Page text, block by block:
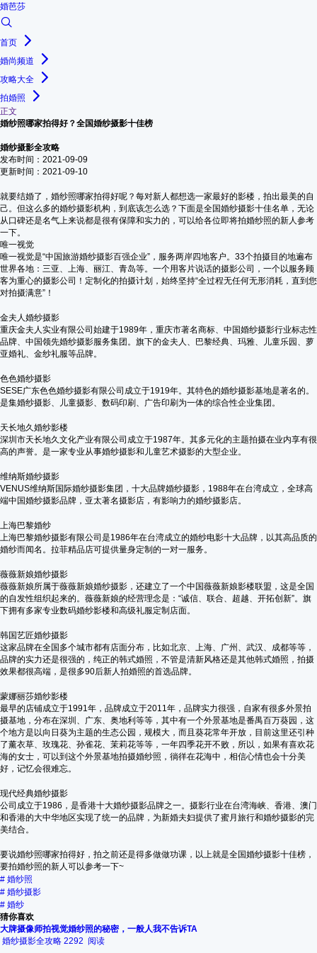
婚芭莎
首页
婚尚频道
攻略大全
拍婚照
正文
婚纱照哪家拍得好？全国婚纱摄影十佳榜
婚纱摄影全攻略
发布时间：2021-09-09
更新时间：2021-09-10
就要结婚了，婚纱照哪家拍得好呢？每对新人都想选一家最好的影楼，拍出最美的自
己。但这么多的婚纱摄影机构，到底该怎么选？下面是全国婚纱摄影十佳名单，无论
从口碑还是名气上来说都是很有保障和实力的，可以给各位即将拍婚纱照的新人参考
一下。
唯一视觉
唯一视觉是“中国旅游婚纱摄影百强企业”，服务两岸四地客户。33个拍摄目的地遍布
世界各地：三亚、上海、丽江、青岛等。一个用客片说话的摄影公司，一个以服务顾
客为重心的摄影公司！定制化的拍摄计划，始终坚持“全过程无任何无形消耗，直到您
对拍摄满意”！
金夫人婚纱摄影
重庆金夫人实业有限公司始建于1989年，重庆市著名商标、中国婚纱摄影行业标志性
品牌、中国领先婚纱摄影服务集团。旗下的金夫人、巴黎经典、玛雅、儿童乐园、萝
亚婚礼、金纱礼服等品牌。
色色婚纱摄影
SESE广东色色婚纱摄影有限公司成立于1919年。其特色的婚纱摄影基地是著名的。
是集婚纱摄影、儿童摄影、数码印刷、广告印刷为一体的综合性企业集团。
天长地久婚纱影楼
深圳市天长地久文化产业有限公司成立于1987年。其多元化的主题拍摄在业内享有很
高的声誉。是一家专业从事婚纱摄影和儿童艺术摄影的大型企业。
维纳斯婚纱摄影
VENUS维纳斯国际婚纱摄影集团，十大品牌婚纱摄影，1988年在台湾成立，全球高
端中国婚纱摄影品牌，亚太著名摄影店，有影响力的婚纱摄影店。
上海巴黎婚纱
上海巴黎婚纱摄影有限公司是1986年在台湾成立的婚纱电影十大品牌，以其高品质的
婚纱而闻名。拉菲精品店可提供量身定制的一对一服务。
薇薇新娘婚纱摄影
薇薇新娘所属于薇薇新娘婚纱摄影，还建立了一个中国薇薇新娘影楼联盟，这是全国
的自发性组织起来的。薇薇新娘的经营理念是：“诚信、联合、超越、开拓创新”。旗
下拥有多家专业数码婚纱影楼和高级礼服定制店面。
韩国艺匠婚纱摄影
这家品牌在全国多个城市都有店面分布，比如北京、上海、广州、武汉、成都等等，
品牌的实力还是很强的，纯正的韩式婚照，不管是清新风格还是其他韩式婚照，拍摄
效果都很高端，是很多90后新人拍婚照的首选品牌。
蒙娜丽莎婚纱影楼
最早的店铺成立于1991年，品牌成立于2011年，品牌实力很强，自家有很多外景拍
摄基地，分布在深圳、广东、奥地利等等，其中有一个外景基地是番禺百万葵园，这
个地方是以向日葵为主题的生态公园，规模大，而且葵花常年开放，目前这里还引种
了薰衣草、玫瑰花、孙雀花、茉莉花等等，一年四季花开不败，所以，如果有喜欢花
海的女士，可以到这个外景基地拍摄婚纱照，徜徉在花海中，相信心情也会十分美
好，记忆会很难忘。
现代经典婚纱摄影
公司成立于1986，是香港十大婚纱摄影品牌之一。摄影行业在台湾海峡、香港、澳门
和香港的大中华地区实现了统一的品牌，为新婚夫妇提供了蜜月旅行和婚纱摄影的完
美结合。
要说婚纱照哪家拍得好，拍之前还是得多做做功课，以上就是全国婚纱摄影十佳榜，
要拍婚纱照的新人可以参考一下~
# 婚纱照
# 婚纱摄影
# 婚纱
猜你喜欢
大牌摄像师拍视觉婚纱照的秘密，一般人我不告诉TA
婚纱摄影全攻略 2292 阅读